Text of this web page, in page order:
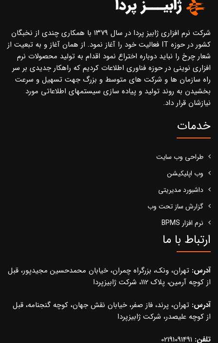
شرکت نرم افزاری ژابیز پردا در سال ۱۳۷۹ با همکاری چندی از نخبگان
کشور در حوزه IT فعالیت خود را آغاز نمود. از همان آغاز و به تبعیت از
شعار چرخ را نباید دوباره اختراع نمود اقدام به تولید محصولات نرم
افزاری نوینی در حوزه فناوری اطلاعات کردیم که راهکار جدیدی بر سر
راه سازمان ها و شرکت های متوسط و بزرگ جهت تسهیل و سرعت
بخشیدن به روند تولید و پیاده سازی سیستمهای اطلاعاتی مورد
نیازشان قرار داد.
خدمات
طراحی وب سایت
وب اپلیکیشن
داشبورد مدیریتی
گزارش ساز تحت وب
نرم افزار BPMS
ارتباط با ما
آدرس: تهران، ونک، بزرگراه چمران، خیابان محمدحسین مجیدپور، قبل
از کوچه آرمین، پلاک 112، شرکت ژابیزپردا
آدرس: تهران، پرند، فاز صفر، خیابان نقش جهان، کوچه گنجنامه، قبل
از کوچه علیصدر، شرکت ژابیزپردا
تلفن: 02191091491